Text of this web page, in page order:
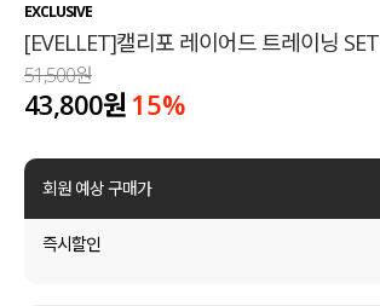
티셔츠
팬츠
셔츠
원피스
언더웨어
EXCLUSIVE
[EVELLET]캘리포 레이어드 트레이닝 SET
51,500원
43,800원 15%
회원 예상 구매가
즉시할인